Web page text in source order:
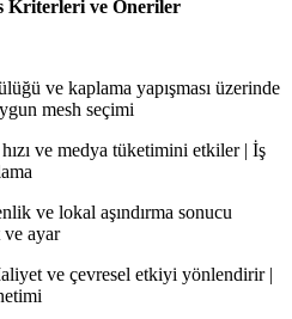
Kriterleri ve Öneriler
ve kaplama yapışması üzerinde
mesh seçimi
hızı ve medya tüketimini etkiler | İş
ve lokal aşındırma sonucu
ve ayar
ve çevresel etkiyi yönlendirir |